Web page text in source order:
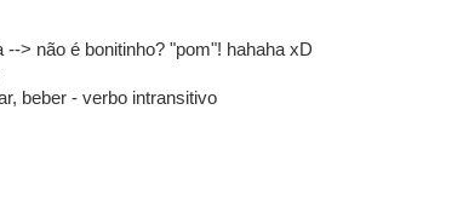
--> não é bonitinho? "pom"! hahaha xD
beber - verbo intransitivo